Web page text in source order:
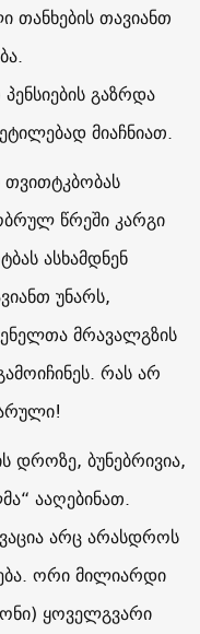
თავიანთ
გაზრდა
მიაჩნიათ.
წრეში კარგი
ასხამდნენ
უნარს,
მრავალგზის
რას არ
დროზე, ბუნებრივია,
ააღებინათ.
არც არასდროს
ორი მილიარდი
ყოველგვარი